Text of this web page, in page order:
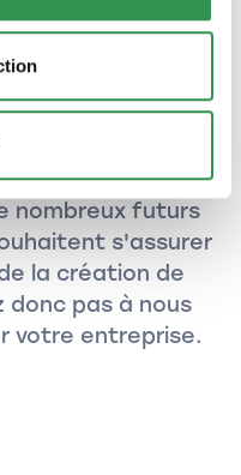
nombreux futurs
s'assurer
la création de
donc pas à nous
votre entreprise.